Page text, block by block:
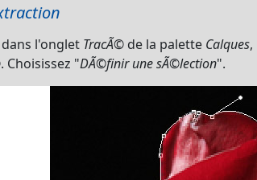
l'onglet TracÃ© de la palette Calques
Choisissez "DÃ©finir une sÃ©lection".